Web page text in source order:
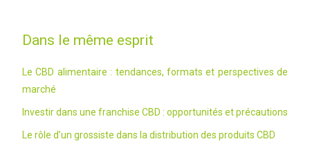
Dans le même esprit
Le CBD alimentaire : tendances, formats et perspectives de
marché
Investir dans une franchise CBD : opportunités et précautions
Le rôle d’un grossiste dans la distribution des produits CBD